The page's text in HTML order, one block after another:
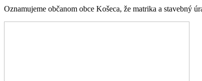
Oznamujeme občanom obce Košeca, že matrika a stavebný